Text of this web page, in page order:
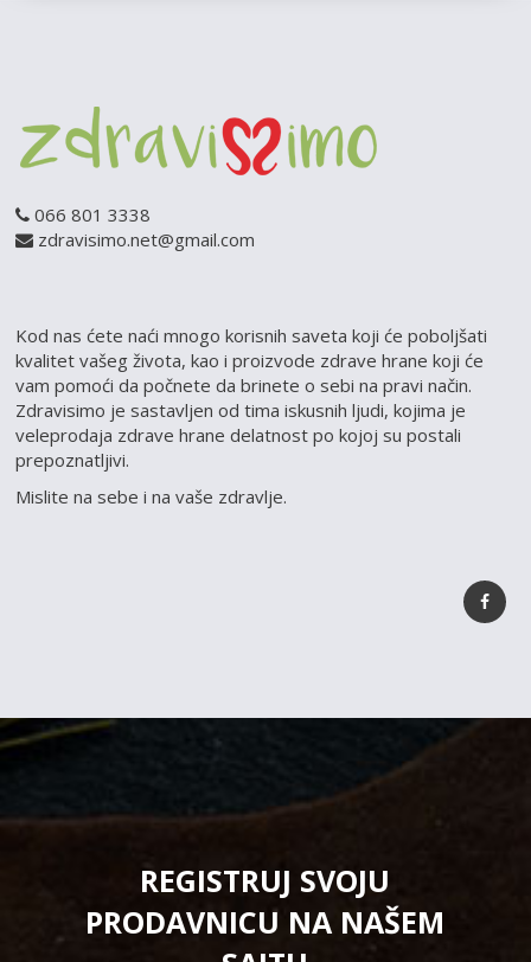
066 801 3338
zdravisimo.net@gmail.com
Kod nas ćete naći mnogo korisnih saveta koji će poboljšati
kvalitet vašeg života, kao i proizvode zdrave hrane koji će
vam pomoći da počnete da brinete o sebi na pravi način.
Zdravisimo je sastavljen od tima iskusnih ljudi, kojima je
veleprodaja zdrave hrane delatnost po kojoj su postali
prepoznatljivi.
Mislite na sebe i na vaše zdravlje.
REGISTRUJ SVOJU
PRODAVNICU NA NAŠEM